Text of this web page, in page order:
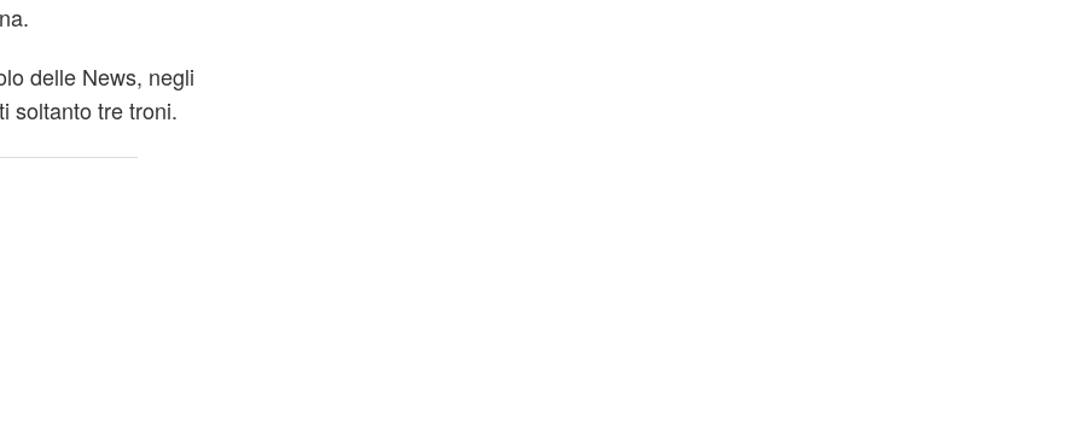
delle News, negli
soltanto tre troni.